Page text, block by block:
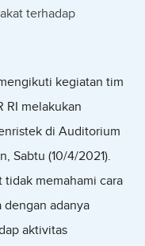
terhadap
kegiatan tim
RI melakukan
di Auditorium
Sabtu (10/4/2021).
tidak memahami cara
dengan adanya
aktivitas